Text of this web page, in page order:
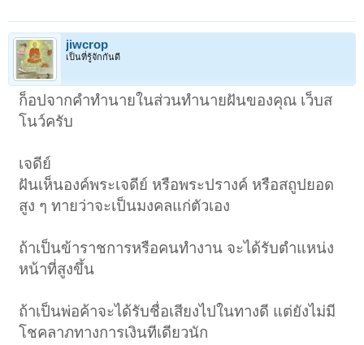
jiwcrop
เป็นที่รู้จักกันดี
ก็อปจากคำทำนายในส่วนทำนายฝันของคุณ เว็บส
โนว์ครับ
เจดีย์
ฝันเห็นองค์พระเจดีย์ หรือพระปรางค์ หรือสถูปยอด
สูง ๆ ทายว่าจะเป็นมงคลแก่ตัวเอง
ถ้าเป็นข้าราชการหรือคนทำงาน จะได้รับตำแหน่ง
หน้าที่สูงขึ้น
ถ้าเป็นพ่อค้าจะได้รับชื่อเสียงไปในทางดี แต่ยังไม่มี
โชคลาภทางการเงินทีเดียวนัก